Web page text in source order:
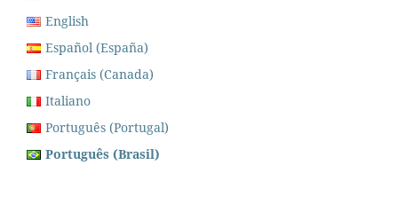
English
Español (España)
Français (Canada)
Italiano
Português (Portugal)
Português (Brasil)